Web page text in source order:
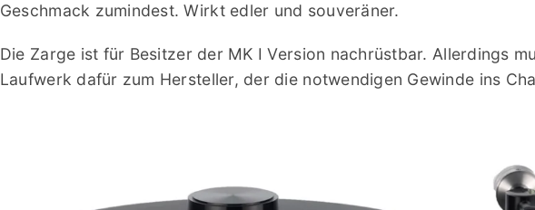
Geschmack zumindest. Wirkt edler und souveräner.
Die Zarge ist für Besitzer der MK I Version nachrüstbar. Allerdings
Laufwerk dafür zum Hersteller, der die notwendigen Gewinde ins